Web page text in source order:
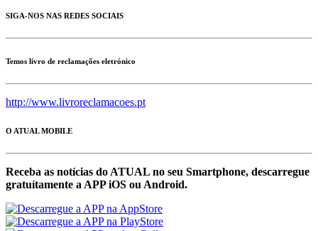
SIGA-NOS NAS REDES SOCIAIS
Temos livro de reclamações eletrónico
http://www.livroreclamacoes.pt
O ATUAL MOBILE
Receba as notícias do ATUAL no seu Smartphone, descarregue
gratuítamente a APP iOS ou Android.